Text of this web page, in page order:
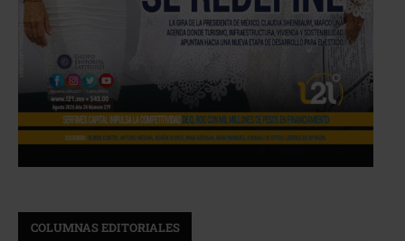
COLUMNAS EDITORIALES